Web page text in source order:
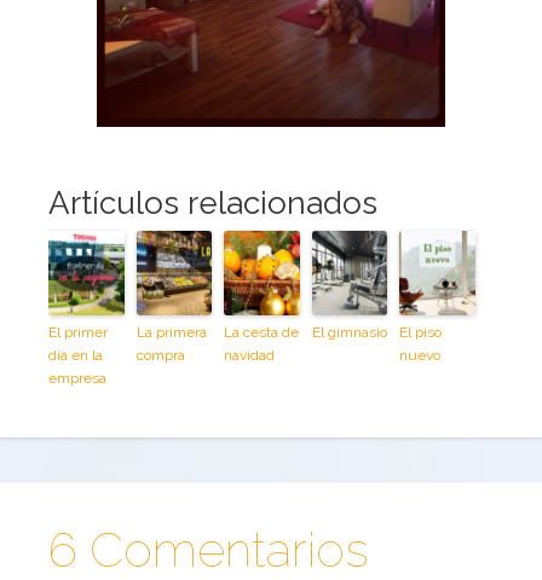
Artículos relacionados
El primer
día en la
empresa
La primera
compra
La cesta de
navidad
El gimnasio
El piso
nuevo
6 Comentarios